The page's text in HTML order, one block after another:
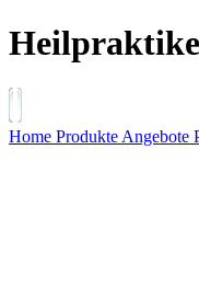
Home Produkte Angebote